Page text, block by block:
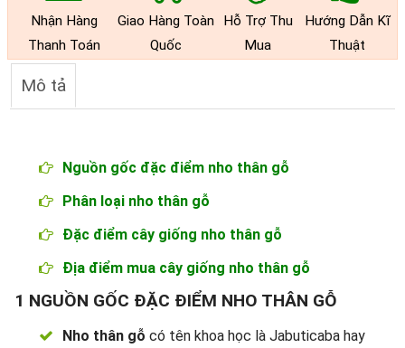
Nhận Hàng
Thanh Toán
Giao Hàng Toàn
Quốc
Hỗ Trợ Thu
Mua
Hướng Dẫn Kĩ
Thuật
Mô tả
Nguồn gốc đặc điểm nho thân gỗ
Phân loại nho thân gỗ
Đặc điểm cây giống nho thân gỗ
Địa điểm mua cây giống nho thân gỗ
1 NGUỒN GỐC ĐẶC ĐIỂM NHO THÂN GỖ
Nho thân gỗ có tên khoa học là Jabuticaba hay